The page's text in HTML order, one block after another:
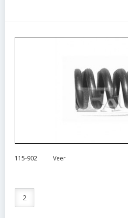
115-902 Veer